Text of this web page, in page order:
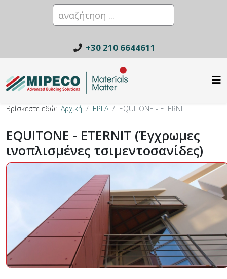
+30 210 6644611
Βρίσκεστε εδώ: Αρχική ΕΡΓΑ EQUITONE - ETERNIT
EQUITONE - ETERNIT (Έγχρωμες
ινοπλισμένες τσιμεντοσανίδες)